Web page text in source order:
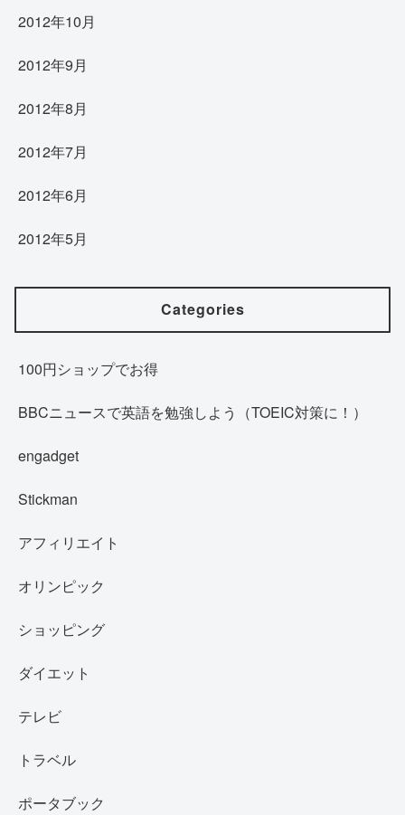
2012年10月
2012年9月
2012年8月
2012年7月
2012年6月
2012年5月
Categories
100円ショップでお得
BBCニュースで英語を勉強しよう（TOEIC対策に！）
engadget
Stickman
アフィリエイト
オリンピック
ショッピング
ダイエット
テレビ
トラベル
ポータブック